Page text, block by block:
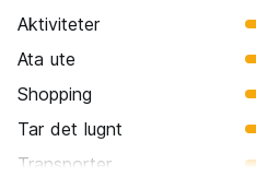
Aktiviteter
Ata ute
Shopping
Tar det lugnt
Transporter